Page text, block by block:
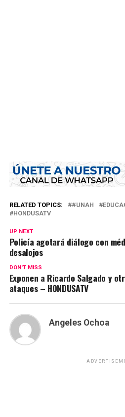
RELATED TOPICS: #UNAH
HONDUSATV
UP NEXT
Policía agotará diálogo con
desalojos
DON'T MISS
Exponen a Ricardo Salgado y
ataques – HONDUSATV
Angeles Ochoa